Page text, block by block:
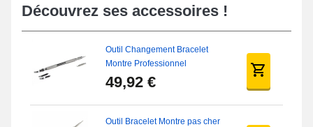
Découvrez ses accessoires !
Outil Changement Bracelet
Montre Professionnel
49,92 €
Outil Bracelet Montre pas cher